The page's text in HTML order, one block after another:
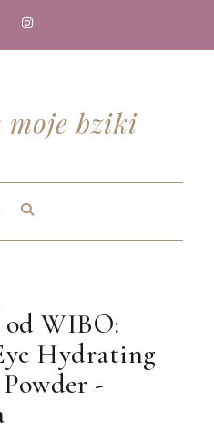
moje bziki
od WIBO:
Hydrating
-